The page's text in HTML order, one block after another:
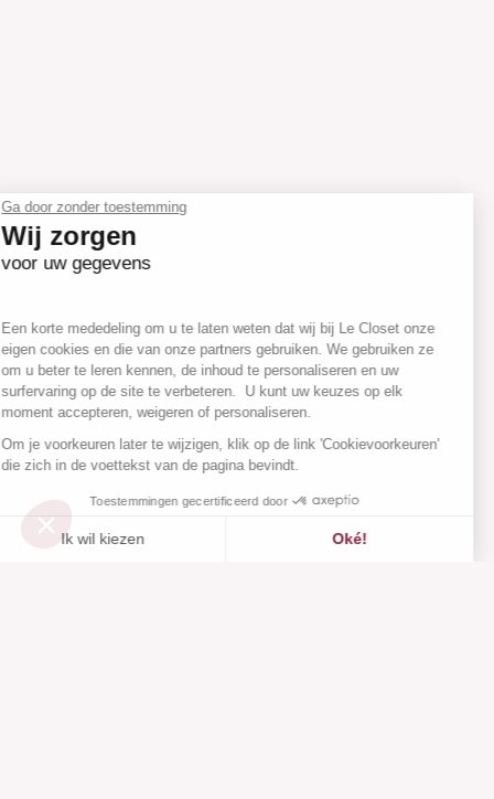
Ga door zonder toestemming
Wij zorgen
voor uw gegevens
Een korte mededeling om u te laten weten dat wij bij Le Closet onze
eigen cookies en die van onze partners gebruiken. We gebruiken ze
om u beter te leren kennen, de inhoud te personaliseren en uw
surfervaring op de site te verbeteren. U kunt uw keuzes op elk
moment accepteren, weigeren of personaliseren.
Om je voorkeuren later te wijzigen, klik op de link 'Cookievoorkeuren'
die zich in de voettekst van de pagina bevindt.
Toestemmingen gecertificeerd door
Ik wil kiezen Oké!
Toegevoegd aan